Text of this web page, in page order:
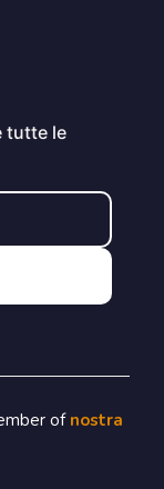
tutte le
of nostra